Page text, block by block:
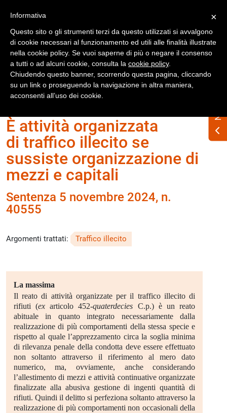
Accedi
Home Numero Rifiuti n. 334 gennaio 2025
È attività organizzata
di traffico illecito se
sussiste organizzazione di
mezzi e capitali
Sentenza 5 novembre 2024, n.
40555
Argomenti trattati: Traffico illecito
La massima
Il reato di attività organizzate per il traffico illecito di
rifiuti (exarticolo 452-quaterdecies C.p.) è un reato
abituale in quanto integrato necessariamente dalla
realizzazione di più comportamenti della stessa specie e
rispetto al quale l’apprezzamento circa la soglia minima
di rilevanza penale della condotta deve essere effettuato
non soltanto attraverso il riferimento al mero dato
numerico, ma, ovviamente, anche considerando
l’allestimento di mezzi e attività continuative organizzate
finalizzate alla abusiva gestione di ingenti quantità di
rifiuti. Quindi il delitto si perfeziona soltanto attraverso la
realizzazione di più comportamenti non occasionali della
×
Informativa
Questo sito o gli strumenti terzi da questo utilizzati si avvalgono
di cookie necessari al funzionamento ed utili alle finalità illustrate
nella cookie policy. Se vuoi saperne di più o negare il consenso
a tutti o ad alcuni cookie, consulta la cookie policy.
Chiudendo questo banner, scorrendo questa pagina, cliccando
su un link o proseguendo la navigazione in altra maniera,
acconsenti all’uso dei cookie.